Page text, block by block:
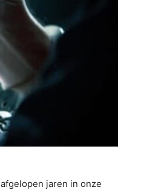
jaren in onze